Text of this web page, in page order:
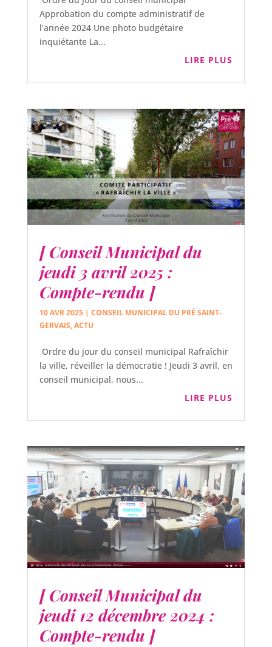
Approbation du compte administratif de
l’année 2024 Une photo budgétaire
inquiétante La...
LIRE PLUS
[ Conseil Municipal du
jeudi 3 avril 2025 :
Compte-rendu ]
10 AVR 2025| CONSEIL MUNICIPAL DU PRÉ SAINT-
GERVAIS,ACTU
Ordre du jour du conseil municipal Rafraîchir
la ville, réveiller la démocratie ! Jeudi 3 avril, en
conseil municipal, nous...
LIRE PLUS
[ Conseil Municipal du
jeudi 12 décembre 2024 :
Compte-rendu ]